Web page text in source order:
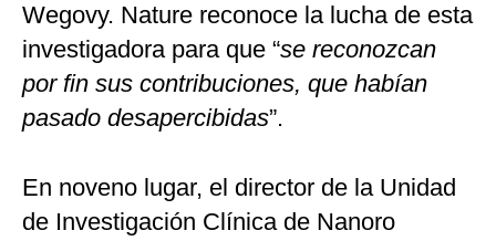
Wegovy. Nature reconoce la lucha de esta
investigadora para que “se reconozcan
por fin sus contribuciones, que habían
pasado desapercibidas”.
En noveno lugar, el director de la Unidad
de Investigación Clínica de Nanoro